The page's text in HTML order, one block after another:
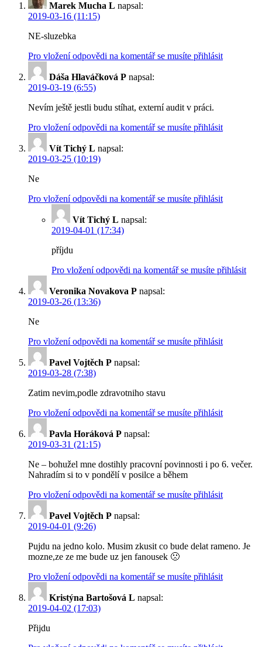
Marek Mucha L napsal:
2019-03-16 (11:15)
NE-sluzebka
Pro vložení odpovědi na komentář se musíte přihlásit
Dáša Hlaváčková P napsal:
2019-03-19 (6:55)
Nevím ještě jestli budu stíhat, externí audit v práci.
Pro vložení odpovědi na komentář se musíte přihlásit
Vít Tichý L napsal:
2019-03-25 (10:19)
Ne
Pro vložení odpovědi na komentář se musíte přihlásit
Vít Tichý L napsal:
2019-04-01 (17:34)
příjdu
Pro vložení odpovědi na komentář se musíte přihlásit
Veronika Novakova P napsal:
2019-03-26 (13:36)
Ne
Pro vložení odpovědi na komentář se musíte přihlásit
Pavel Vojtěch P napsal:
2019-03-28 (7:38)
Zatim nevim,podle zdravotniho stavu
Pro vložení odpovědi na komentář se musíte přihlásit
Pavla Horáková P napsal:
2019-03-31 (21:15)
Ne – bohužel mne dostihly pracovní povinnosti i po 6. večer.
Nahradím si to v pondělí v posilce a během
Pro vložení odpovědi na komentář se musíte přihlásit
Pavel Vojtěch P napsal:
2019-04-01 (9:26)
Pujdu na jedno kolo. Musim zkusit co bude delat rameno. Je
mozne,ze ze me bude uz jen fanousek 🙁
Pro vložení odpovědi na komentář se musíte přihlásit
Kristýna Bartošová L napsal:
2019-04-02 (17:03)
Přijdu